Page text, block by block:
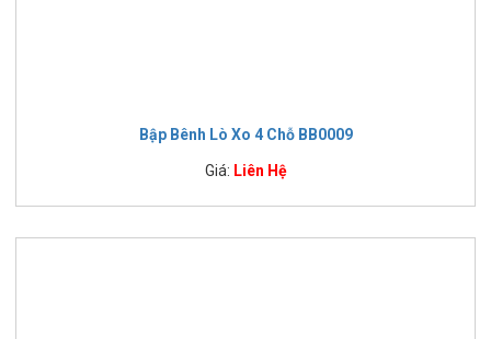
Bập Bênh Lò Xo 4 Chỗ BB0009
Giá: Liên Hệ